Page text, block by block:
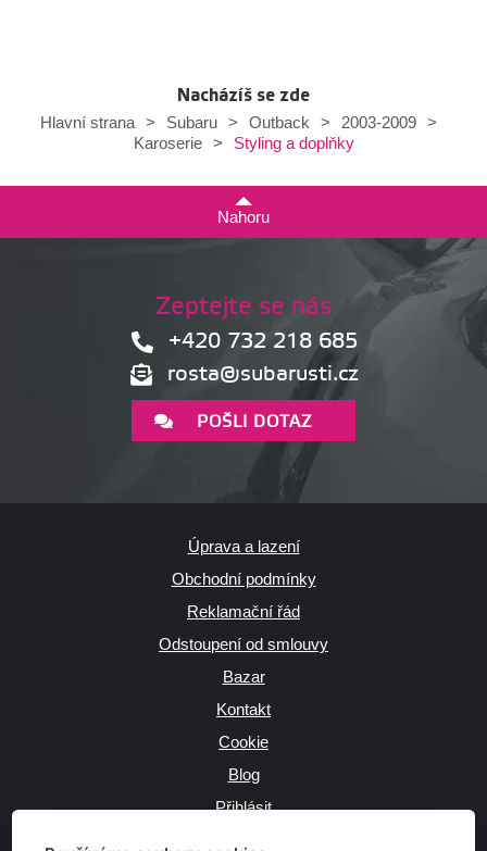
Nacházíš se zde
Hlavní strana
> Subaru > Outback > 2003-2009
>
Karoserie
> Styling a doplňky
Nahoru
Zeptejte se nás
+420 732 218 685
rosta@subarusti.cz
POŠLI DOTAZ
Úprava a lazení
Obchodní podmínky
Reklamační řád
Odstoupení od smlouvy
Bazar
Kontakt
Cookie
Blog
Přihlásit